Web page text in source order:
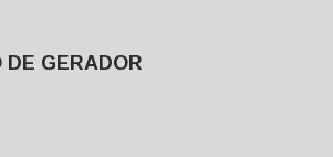
DE GERADOR